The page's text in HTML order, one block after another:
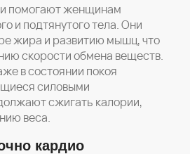
помогают женщинам
и подтянутого тела. Они
жира и развитию мышц, что
скорости обмена веществ.
в состоянии покоя
силовыми
сжигать калории,
веса.
кардио